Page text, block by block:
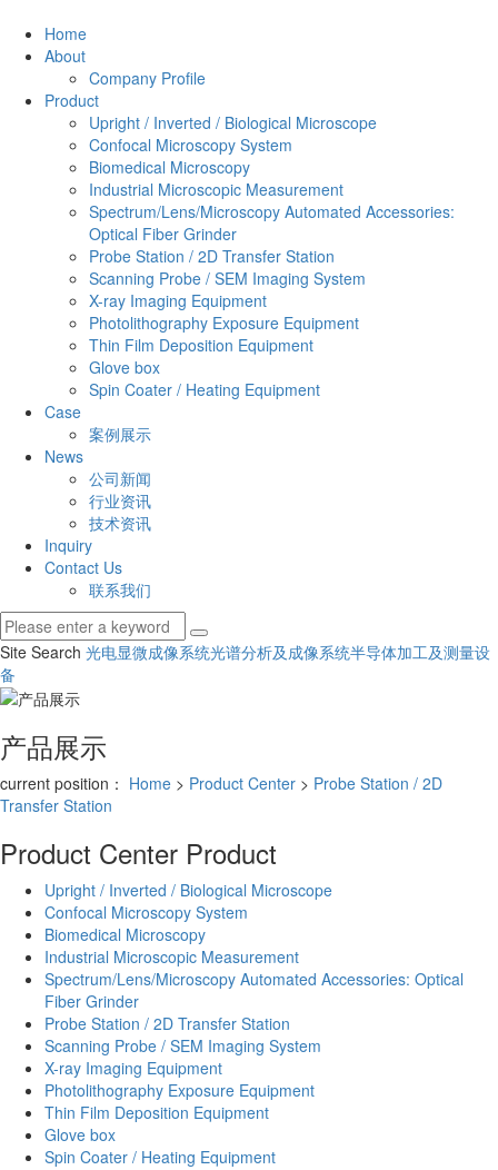
Home
About
Company Profile
Product
Upright / Inverted / Biological Microscope
Confocal Microscopy System
Biomedical Microscopy
Industrial Microscopic Measurement
Spectrum/Lens/Microscopy Automated Accessories:
Optical Fiber Grinder
Probe Station / 2D Transfer Station
Scanning Probe / SEM Imaging System
X-ray Imaging Equipment
Photolithography Exposure Equipment
Thin Film Deposition Equipment
Glove box
Spin Coater / Heating Equipment
Case
案例展示
News
公司新闻
行业资讯
技术资讯
Inquiry
Contact Us
联系我们
Site Search 光电显微成像系统光谱分析及成像系统半导体加工及测量设
备
产品展示
current position： Home > Product Center > Probe Station / 2D
Transfer Station
Product Center Product
Upright / Inverted / Biological Microscope
Confocal Microscopy System
Biomedical Microscopy
Industrial Microscopic Measurement
Spectrum/Lens/Microscopy Automated Accessories: Optical
Fiber Grinder
Probe Station / 2D Transfer Station
Scanning Probe / SEM Imaging System
X-ray Imaging Equipment
Photolithography Exposure Equipment
Thin Film Deposition Equipment
Glove box
Spin Coater / Heating Equipment